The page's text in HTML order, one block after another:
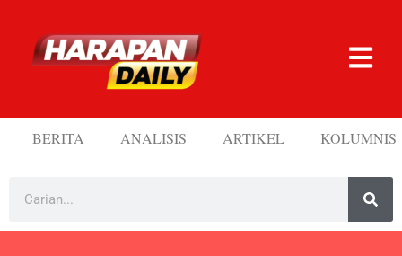
BERITA ANALISIS ARTIKEL KOLUMNIS